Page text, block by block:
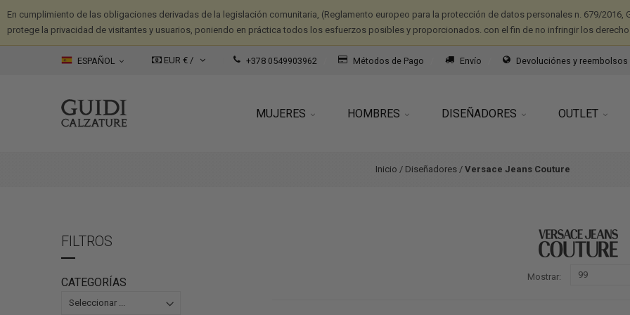
En cumplimiento de las obligaciones derivadas de la legislación comunitaria, (Reglamento europeo para la protección de datos personales n. 679/2016,
protege la privacidad de visitantes y usuarios, poniendo en práctica todos los esfuerzos posibles y proporcionados. con el fin de no infringir los
ESPAÑOL EUR € / +378 0549903962 Métodos de Pago Envío Devoluciónes y reembolsos
MUJERES HOMBRES DISEÑADORES OUTLET
Inicio / Diseñadores / Versace Jeans Couture
FILTROS
CATEGORÍAS Mostrar